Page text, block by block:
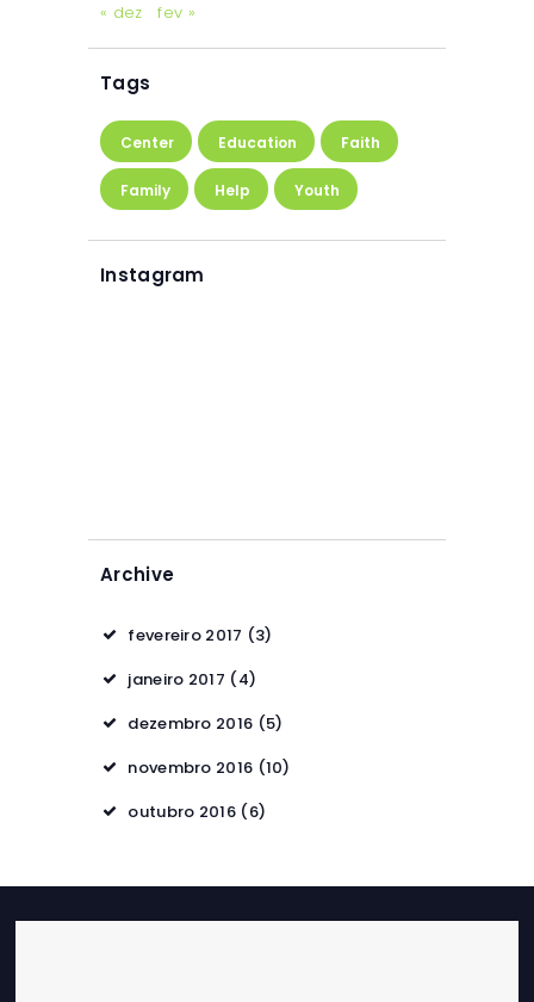
« dez fev »
Tags
Center Education Faith
Family Help Youth
Instagram
Archive
fevereiro 2017 (3)
janeiro 2017 (4)
dezembro 2016 (5)
novembro 2016 (10)
outubro 2016 (6)